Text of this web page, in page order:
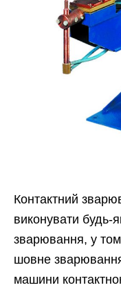
Контактний
виконувати будь-
зварювання, у
шовне
машини